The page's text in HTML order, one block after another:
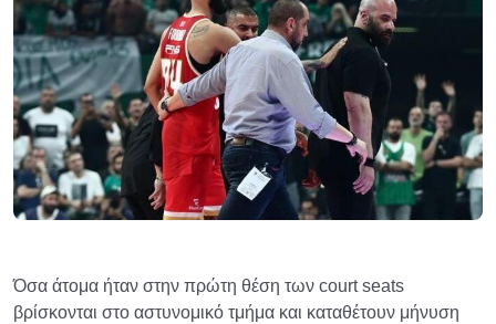
Όσα άτομα ήταν στην πρώτη θέση των court seats
βρίσκονται στο αστυνομικό τμήμα και καταθέτουν μήνυση